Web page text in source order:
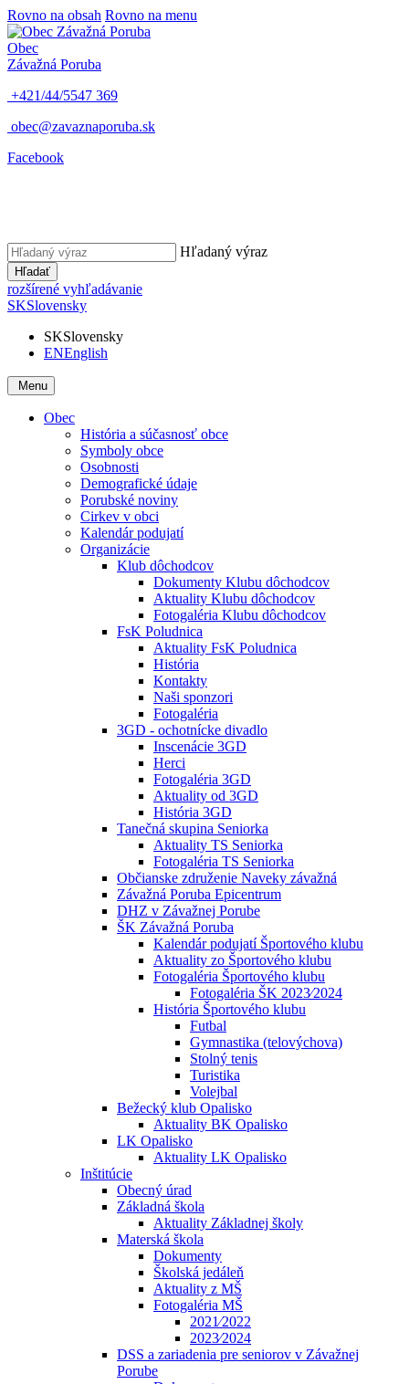
Rovno na obsah Rovno na menu
Obec
Závažná Poruba
+421/44/5547 369
obec@zavaznaporuba.sk
Facebook
Hľadaný výraz
Hľadať
rozšírené vyhľadávanie
SKSlovensky
SKSlovensky
ENEnglish
Menu
Obec
História a súčasnosť obce
Symboly obce
Osobnosti
Demografické údaje
Porubské noviny
Cirkev v obci
Kalendár podujatí
Organizácie
Klub dôchodcov
Dokumenty Klubu dôchodcov
Aktuality Klubu dôchodcov
Fotogaléria Klubu dôchodcov
FsK Poludnica
Aktuality FsK Poludnica
História
Kontakty
Naši sponzori
Fotogaléria
3GD - ochotnícke divadlo
Inscenácie 3GD
Herci
Fotogaléria 3GD
Aktuality od 3GD
História 3GD
Tanečná skupina Seniorka
Aktuality TS Seniorka
Fotogaléria TS Seniorka
Občianske združenie Naveky závažná
Závažná Poruba Epicentrum
DHZ v Závažnej Porube
ŠK Závažná Poruba
Kalendár podujatí Športového klubu
Aktuality zo Športového klubu
Fotogaléria Športového klubu
Fotogaléria ŠK 2023⁄2024
História Športového klubu
Futbal
Gymnastika (telovýchova)
Stolný tenis
Turistika
Volejbal
Bežecký klub Opalisko
Aktuality BK Opalisko
LK Opalisko
Aktuality LK Opalisko
Inštitúcie
Obecný úrad
Základná škola
Aktuality Základnej školy
Materská škola
Dokumenty
Školská jedáleň
Aktuality z MŠ
Fotogaléria MŠ
2021⁄2022
2023⁄2024
DSS a zariadenia pre seniorov v Závažnej
Porube